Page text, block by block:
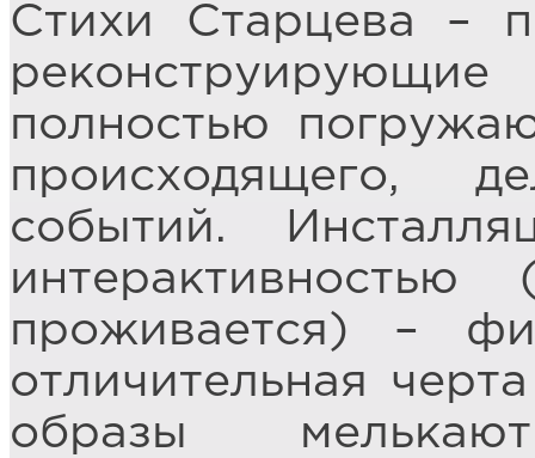
Стихи Старцева –
полностью
происходящего,
событий.
проживается) –
отличительная
образы